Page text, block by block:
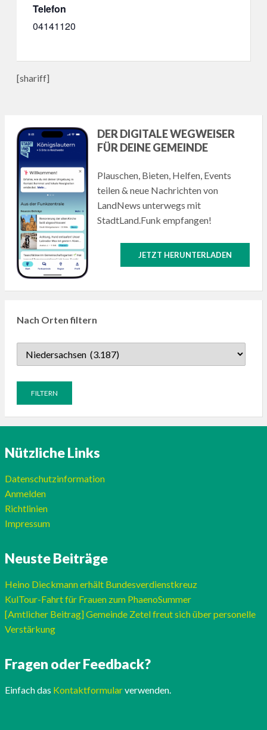
Telefon
04141120
[shariff]
DER DIGITALE WEGWEISER
FÜR DEINE GEMEINDE
Plauschen, Bieten, Helfen, Events
teilen & neue Nachrichten von
LandNews unterwegs mit
StadtLand.Funk empfangen!
JETZT HERUNTERLADEN
Nach Orten filtern
Nützliche Links
Datenschutzinformation
Anmelden
Richtlinien
Impressum
Neuste Beiträge
Heino Dieckmann erhält Bundesverdienstkreuz
KulTour-Fahrt für Frauen zum PhaenoSummer
[Amtlicher Beitrag] Gemeinde Zetel freut sich über personelle
Verstärkung
Fragen oder Feedback?
Einfach das Kontaktformularverwenden.